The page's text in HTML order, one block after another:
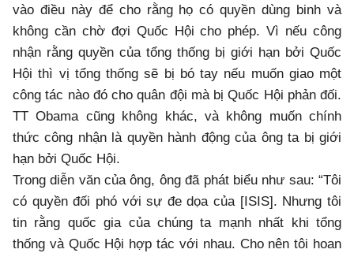
vào điều này để cho rằng họ có quyền dùng binh và
không cần chờ đợi Quốc Hội cho phép. Vì nếu công
nhận rằng quyền của tổng thống bị giới hạn bởi Quốc
Hội thì vị tổng thống sẽ bị bó tay nếu muốn giao một
công tác nào đó cho quân đội mà bị Quốc Hội phản đối.
TT Obama cũng không khác, và không muốn chính
thức công nhận là quyền hành động của ông ta bị giới
hạn bởi Quốc Hội.
Trong diễn văn của ông, ông đã phát biểu như sau: “Tôi
có quyền đối phó với sự đe dọa của [ISIS]. Nhưng tôi
tin rằng quốc gia của chúng ta mạnh nhất khi tổng
thống và Quốc Hội hợp tác với nhau. Cho nên tôi hoan